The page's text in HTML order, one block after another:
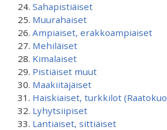
Sahapistiäiset
Muurahaiset
Ampiaiset, erakkoampiaiset
Mehiläiset
Kimalaiset
Pistiäiset muut
Maakiitäjäiset
Haiskiaiset, turkkilot
Lyhytsiipiset
Lantiaiset, sittiäiset